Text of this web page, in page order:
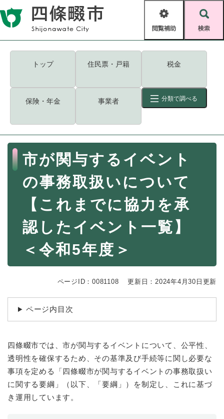
ー
ジ
メニューを飛ばして本文へ
閲
Foreign language
読み上げ・ふりがな
文字サイズ 拡大 背景色変更 白 黒 青
キーワード 検索
検索
トップ 住民票・戸籍 税金
保険・年金 事業者 分類で調べる
くらし・手続き
ら
・
手
続
き
の
メ
ニ
ュ
を
ら
登録・届け出・証明
マイナンバー
税金
交通
おくやみ
地域活動・コミュニティ
人権・男女共同参画
消費生活
本
文
市が関与するイベント
の事務取扱いについて
【これまでに協力を承
認したイベント一覧】
＜令和5年度＞
ページID：0081108 更新日：2024年4月30日更新
ページ内目次
​四條畷市では、市が関与するイベントについて、公平性、
透明性を確保するため、その基準及び手続等に関し必要な
事項を定める「四條畷市が関与するイベントの事務取扱い
に関する要綱」（以下、「要綱」）を制定し、これに基づ
き運用しています。​